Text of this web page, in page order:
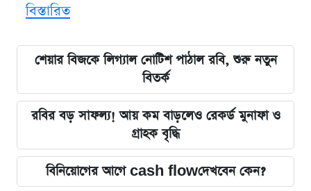
বিস্তারিত
শেয়ার বিজকে লিগ্যাল নোটিশ পাঠাল রবি, শুরু নতুন
বিতর্ক
রবির বড় সাফল্য! আয় কম বাড়লেও রেকর্ড মুনাফা ও
গ্রাহক বৃদ্ধি
বিনিয়োগের আগে cash flowদেখবেন কেন?